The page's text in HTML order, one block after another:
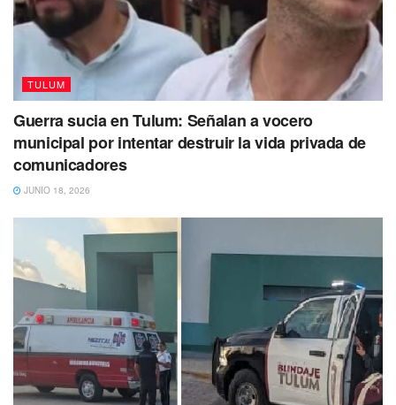
TULUM
Guerra sucia en Tulum: Señalan a vocero
municipal por intentar destruir la vida privada de
comunicadores
JUNIO 18, 2026